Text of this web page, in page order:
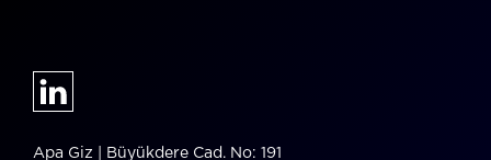
Apa Giz | Büyükdere Cad. No: 191